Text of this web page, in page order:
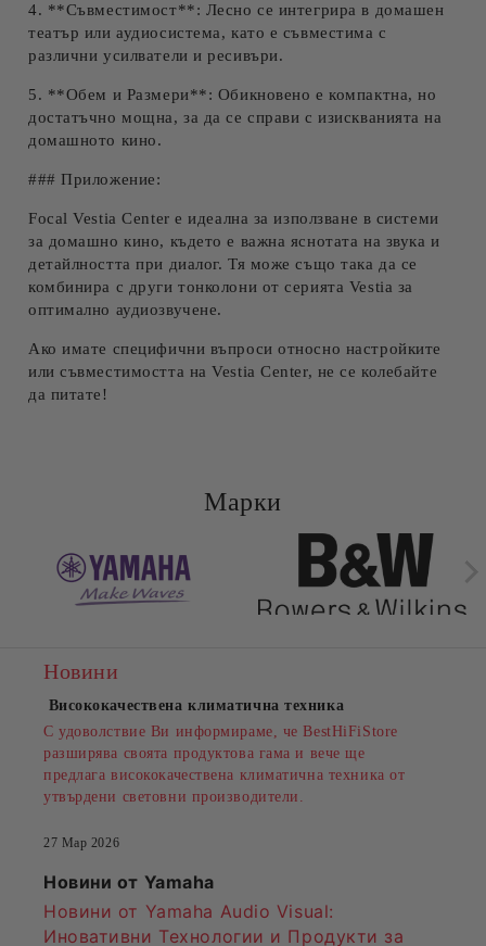
4. **Съвместимост**: Лесно се интегрира в домашен
театър или аудиосистема, като е съвместима с
различни усилватели и ресивъри.
5. **Обем и Размери**: Обикновено е компактна, но
достатъчно мощна, за да се справи с изискванията на
домашното кино.
### Приложение:
Focal Vestia Center е идеална за използване в системи
за домашно кино, където е важна яснотата на звука и
детайлността при диалог. Тя може също така да се
комбинира с други тонколони от серията Vestia за
оптимално аудиозвучене.
Ако имате специфични въпроси относно настройките
или съвместимостта на Vestia Center, не се колебайте
да питате!
Марки
Новини
Висококачествена климатична техника
С удоволствие Ви информираме, че BestHiFiStore
разширява своята продуктова гама и вече ще
предлага висококачествена климатична техника от
утвърдени световни производители.
27 Мар 2026
Новини от Yamaha
Новини от Yamaha Audio Visual:
Иновативни Технологии и Продукти за